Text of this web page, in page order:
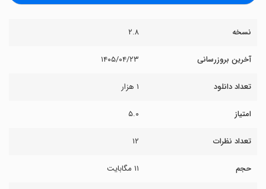
نسخه ۲.۸
آخرین بروزرسانی ۱۴۰۵/۰۴/۲۳
تعداد دانلود ۱ هزار
امتیاز ۵.۰
تعداد نظرات ۱۲
حجم ۱۱ مگابایت